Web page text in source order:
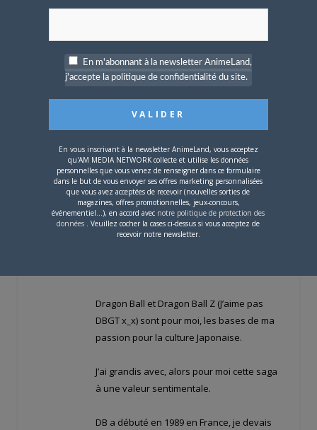
pour en faire un incontournable…
Habitué
★★★
Rajiku LE24 MARS 2006 À 12 H 58 MIN
Citation (world21)
Dites, vous pensez quoi de Dragon Ball ?
Dragon Ball et Dragon Ball Z (J’aime pas
DBGT x_x) sont pour moi, les bases de ma
passion pour la culture Japonaise.
J’ai grandis avec, alors pour moi cette saga
à une valeur sentimentale.
DB a débuté en 1989 en France, je devais
En m'abonnant à la newsletter AnimeLand,
j'accepte la politique de confidentialité du site.
En vous inscrivant à la newsletter AnimeLand, vous acceptez
qu'AM MEDIA NETWORK collecte et utilise les données
personnelles que vous venez de renseigner dans ce formulaire
dans le but de vous envoyer ses offres marketing personnalisées
que vous avez acceptées de recevoir (nouvelles sorties de
magazines, offres promotionnelles, jeux-concours,
événementiel...), en accord avec notre politique de protection des
données . Veuillez cocher la cases ci-dessus si vous acceptez de
recevoir notre newsletter.